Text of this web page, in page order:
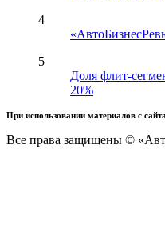
4
5
Доля флит-
20%
При использовании материалов с
Все права защищены ©